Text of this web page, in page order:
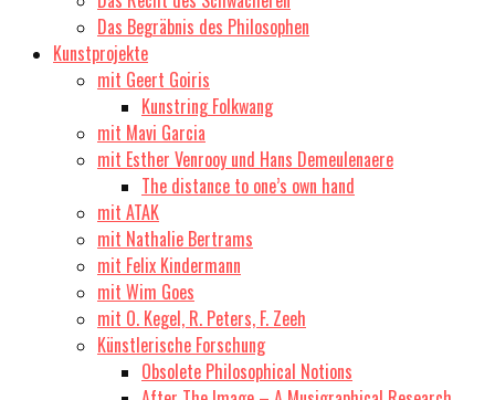
Das Begräbnis des Philosophen
Kunstprojekte
mit Geert Goiris
Kunstring Folkwang
mit Mavi Garcia
mit Esther Venrooy und Hans Demeulenaere
The distance to one’s own hand
mit ATAK
mit Nathalie Bertrams
mit Felix Kindermann
mit Wim Goes
mit O. Kegel, R. Peters, F. Zeeh
Künstlerische Forschung
Obsolete Philosophical Notions